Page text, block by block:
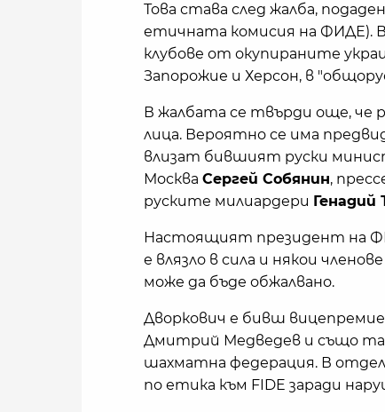
Това става след жалба,
етичната комисия на ФИДЕ). В
клубове от окупираните
Запорожие и Херсон, в
В жалбата се твърди още, че
лица. Вероятно се има
влизат бившият руски
Москва Сергей Собянин,
руските милиардери
Настоящият президент на
е влязло в сила и някои
може да бъде обжалвано.
Дворкович е бивш
Дмитрий Медведев и също
шахматна федерация. В
по етика към FIDE заради